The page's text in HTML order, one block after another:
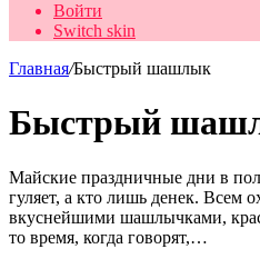
Войти
Switch skin
Главная/Быстрый шашлык
Быстрый
Майские праздничные дни в
гуляет, а кто лишь денек. Всем
вкуснейшими шашлычками,
то время, когда говорят,…